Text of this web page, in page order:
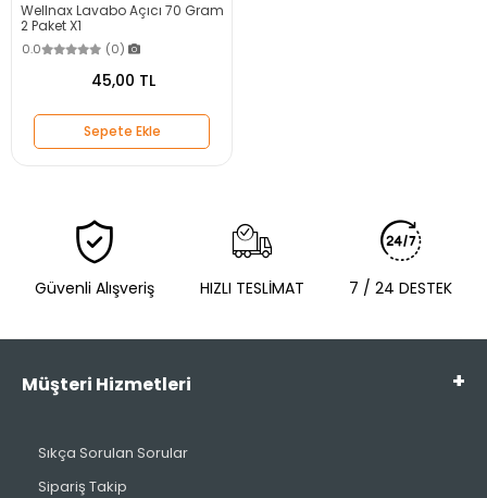
Wellnax Lavabo Açıcı 70 Gram
2 Paket X1
0.0 (0)
45,00 TL
Sepete Ekle
Güvenli Alışveriş HIZLI TESLİMAT 7 / 24 DESTEK
Müşteri Hizmetleri
Sıkça Sorulan Sorular
Sipariş Takip